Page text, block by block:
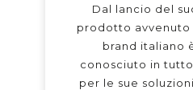
Dal lancio del
prodotto avvenuto
brand italiano
conosciuto in
per le sue